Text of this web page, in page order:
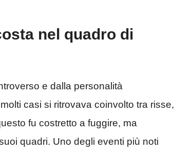
nel quadro di
e dalla personalità
casi si ritrovava coinvolto tra risse,
fu costretto a fuggire, ma
quadri. Uno degli eventi più noti